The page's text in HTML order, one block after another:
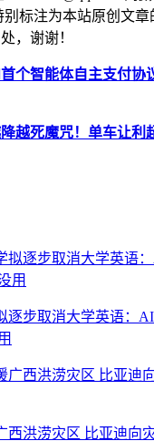
标注为本站原创文章
，谢谢！
个智能体自主支付协
越死魔咒！单车让利
逐步取消大学英语：
西洪涝灾区 比亚迪向